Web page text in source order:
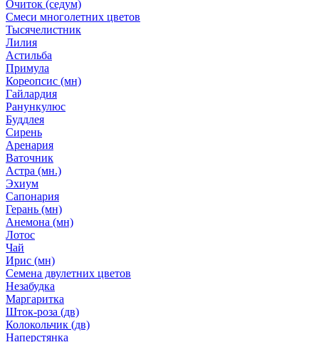
Очиток (седум)
Смеси многолетних цветов
Тысячелистник
Лилия
Астильба
Примула
Кореопсис (мн)
Гайлардия
Ранункулюс
Буддлея
Сирень
Аренария
Ваточник
Астра (мн.)
Эхиум
Сапонария
Герань (мн)
Анемона (мн)
Лотос
Чай
Ирис (мн)
Семена двулетних цветов
Незабудка
Маргаритка
Шток-роза (дв)
Колокольчик (дв)
Наперстянка